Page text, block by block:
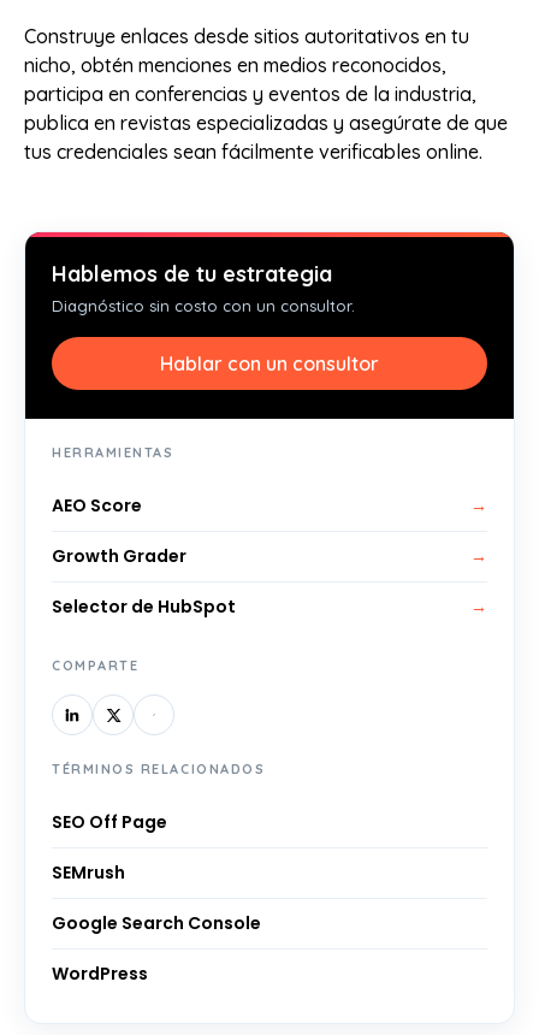
Construye enlaces desde sitios autoritativos en tu
nicho, obtén menciones en medios reconocidos,
participa en conferencias y eventos de la industria,
publica en revistas especializadas y asegúrate de que
tus credenciales sean fácilmente verificables online.
Hablemos de tu estrategia
Diagnóstico sin costo con un consultor.
Hablar con un consultor
HERRAMIENTAS
AEO Score →
Growth Grader →
Selector de HubSpot →
COMPARTE
TÉRMINOS RELACIONADOS
SEO Off Page
SEMrush
Google Search Console
WordPress